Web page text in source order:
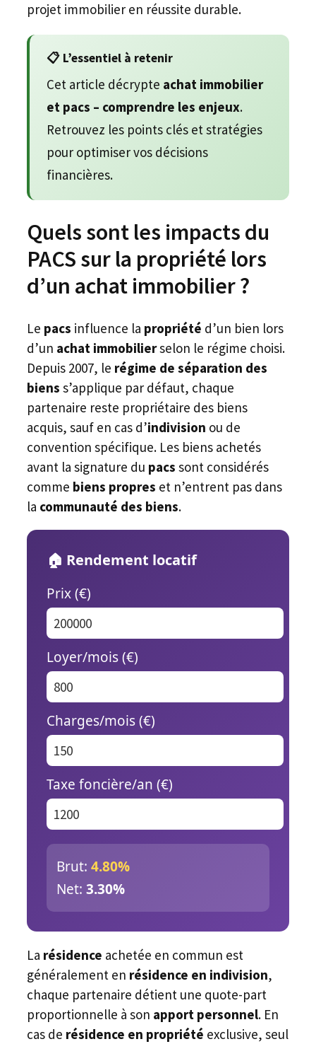
projet immobilier en réussite durable.
📋 L’essentiel à retenir
Cet article décrypte achat immobilier
et pacs – comprendre les enjeux.
Retrouvez les points clés et stratégies
pour optimiser vos décisions
financières.
Quels sont les impacts du
PACS sur la propriété lors
d’un achat immobilier ?
Le pacs influence la propriété d’un bien lors
d’un achat immobilierselon le régime choisi.
Depuis 2007, le régime de séparation des
biens s’applique par défaut, chaque
partenaire reste propriétaire des biens
acquis, sauf en cas d’indivision ou de
convention spécifique. Les biens achetés
avant la signature du pacs sont considérés
comme biens propres et n’entrent pas dans
la communauté des biens.
🏠 Rendement locatif
Prix (€)
Loyer/mois (€)
Charges/mois (€)
Taxe foncière/an (€)
Brut: 4.80%
Net: 3.30%
La résidence achetée en commun est
généralement en résidence en indivision,
chaque partenaire détient une quote-part
proportionnelle à son apport personnel. En
cas de résidence en propriété exclusive, seul